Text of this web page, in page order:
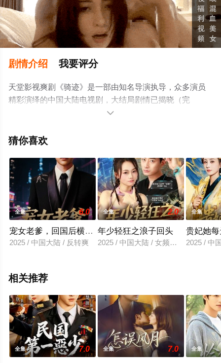
剧情介绍 我要评分
天堂影视爽剧《骑迹》是一部由知名导演执导，众多演员
精彩演绎的中国大陆电视剧，大结局剧情已揭晓（完
结），手机免费观看高清未删减完整版电视剧全集就上天
剧情网等平台了解。

猜你喜欢
全集 6.0
宠女老爹，回国后横扫一切
2025 / 中国大陆 / 反转爽
全集 2.0
年少轻狂之浪子回头
2025 / 中国大陆 / 女频恋爱
全集
贵妃她
2025 / 中
相关推荐
全集 7.0 全集 7.0 全集